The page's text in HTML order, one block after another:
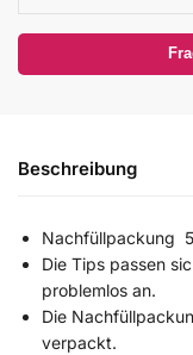
Beschreibung
Nachfüllpackung
Die Tips passen
problemlos an.
Die
verpackt.